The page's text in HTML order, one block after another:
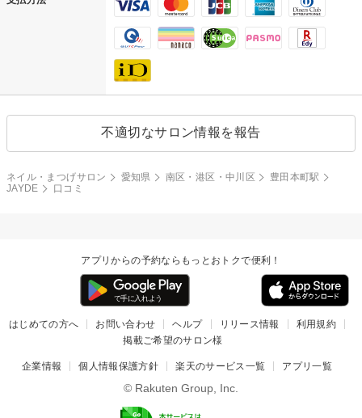
不適切なサロン情報を報告
ネイル・まつげサロン 愛知県 南区・港区・中川区
豊田本町駅
JAYDE
口コミ
アプリからの予約ならもっとおトクで便利！
はじめての方へ お問い合わせ ヘルプ リリース情報
利用規約
掲載ご希望のサロン様
企業情報 個人情報保護方針 楽天のサービス一覧 アプリ一覧
© Rakuten Group, Inc.